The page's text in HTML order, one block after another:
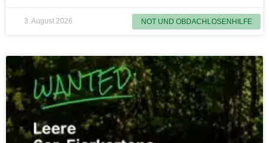
NOT UND OBDACHLOSENHILFE
3. August 2026